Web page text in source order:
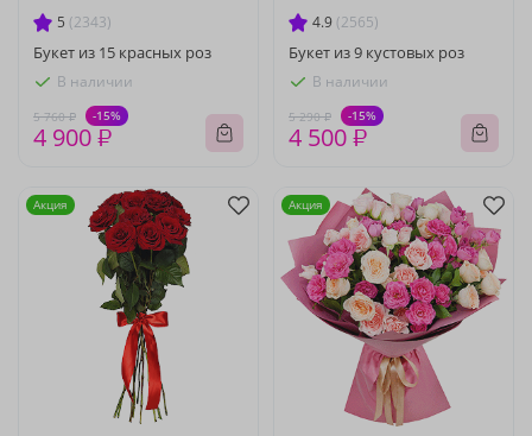
5 (2343)
Букет из 15 красных роз
В наличии
5 760 ₽ -15%
4 900 ₽
4.9 (2565)
Букет из 9 кустовых роз
В наличии
5 290 ₽ -15%
4 500 ₽
Акция Акция